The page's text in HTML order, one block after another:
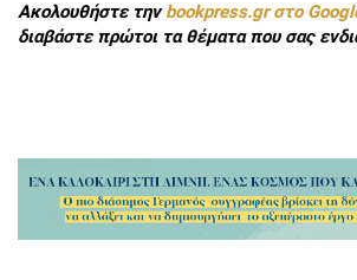
Ακολουθήστε τηνbookpress.gr στο
διαβάστε πρώτοι τα θέματα που σας